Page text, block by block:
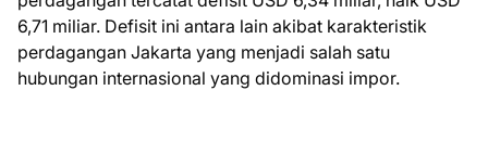
6,71 miliar. Defisit ini antara lain akibat karakteristik
perdagangan Jakarta yang menjadi salah satu
hubungan internasional yang didominasi impor.